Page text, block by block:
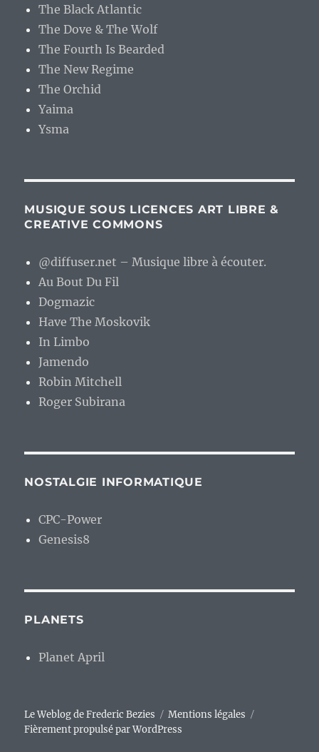
The Black Atlantic
The Dove & The Wolf
The Fourth Is Bearded
The New Regime
The Orchid
Yaima
Ysma
MUSIQUE SOUS LICENCES ART LIBRE &
CREATIVE COMMONS
@diffuser.net – Musique libre à écouter.
Au Bout Du Fil
Dogmazic
Have The Moskovik
In Limbo
Jamendo
Robin Mitchell
Roger Subirana
NOSTALGIE INFORMATIQUE
CPC-Power
Genesis8
PLANETS
Planet April
Le Weblog de Frederic Bezies
Mentions légales
Fièrement propulsé par WordPress